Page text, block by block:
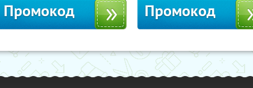
Промокод Промокод